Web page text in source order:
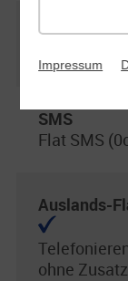
Max.
SMS
Flat SMS
Auslands-
ohne
Impressum